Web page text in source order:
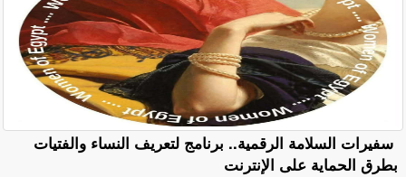
سفيرات السلامة الرقمية.. برنامج لتعريف النساء والفتيات
بطرق الحماية على الإنترنت